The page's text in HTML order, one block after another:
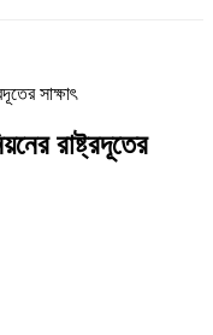
সাক্ষাৎ
রাষ্ট্রদূতের